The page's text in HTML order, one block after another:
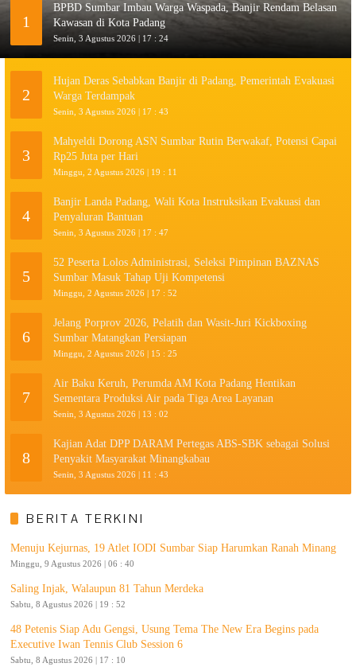
1
BPBD Sumbar Imbau Warga Waspada, Banjir Rendam Belasan
Kawasan di Kota Padang
Senin, 3 Agustus 2026 | 17 : 24
2
Hujan Deras Sebabkan Banjir di Padang, Pemerintah Evakuasi
Warga Terdampak
Senin, 3 Agustus 2026 | 17 : 43
3
Mahyeldi Dorong ASN Sumbar Rutin Berwakaf, Potensi Capai
Rp25 Juta per Hari
Minggu, 2 Agustus 2026 | 19 : 11
4
Banjir Landa Padang, Wali Kota Instruksikan Evakuasi dan
Penyaluran Bantuan
Senin, 3 Agustus 2026 | 17 : 47
5
52 Peserta Lolos Administrasi, Seleksi Pimpinan BAZNAS
Sumbar Masuk Tahap Uji Kompetensi
Minggu, 2 Agustus 2026 | 17 : 52
6
Jelang Porprov 2026, Pelatih dan Wasit-Juri Kickboxing
Sumbar Matangkan Persiapan
Minggu, 2 Agustus 2026 | 15 : 25
7
Air Baku Keruh, Perumda AM Kota Padang Hentikan
Sementara Produksi Air pada Tiga Area Layanan
Senin, 3 Agustus 2026 | 13 : 02
8
Kajian Adat DPP DARAM Pertegas ABS-SBK sebagai Solusi
Penyakit Masyarakat Minangkabau
Senin, 3 Agustus 2026 | 11 : 43
BERITA TERKINI
Menuju Kejurnas, 19 Atlet IODI Sumbar Siap Harumkan Ranah Minang
Minggu, 9 Agustus 2026 | 06 : 40
Saling Injak, Walaupun 81 Tahun Merdeka
Sabtu, 8 Agustus 2026 | 19 : 52
48 Petenis Siap Adu Gengsi, Usung Tema The New Era Begins pada
Executive Iwan Tennis Club Session 6
Sabtu, 8 Agustus 2026 | 17 : 10